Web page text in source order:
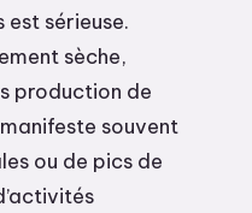
est sérieuse.
sèche,
production de
souvent
ou de pics de